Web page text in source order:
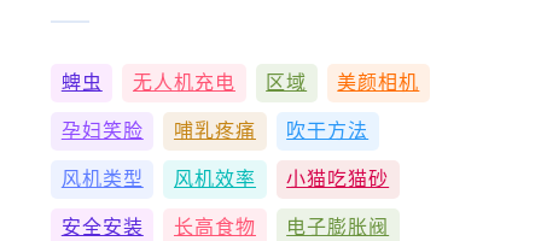
蜱虫 无人机充电 区域 美颜相机
孕妇笑脸 哺乳疼痛 吹干方法
风机类型 风机效率 小猫吃猫砂
安全安装 长高食物 电子膨胀阀